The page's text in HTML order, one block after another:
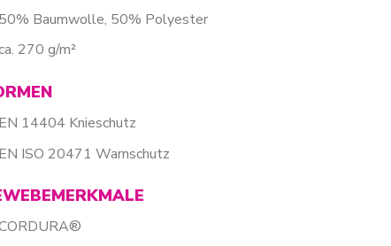
50% Baumwolle, 50% Polyester
270 g/m²
EN 14404 Knieschutz
EN ISO 20471 Warnschutz